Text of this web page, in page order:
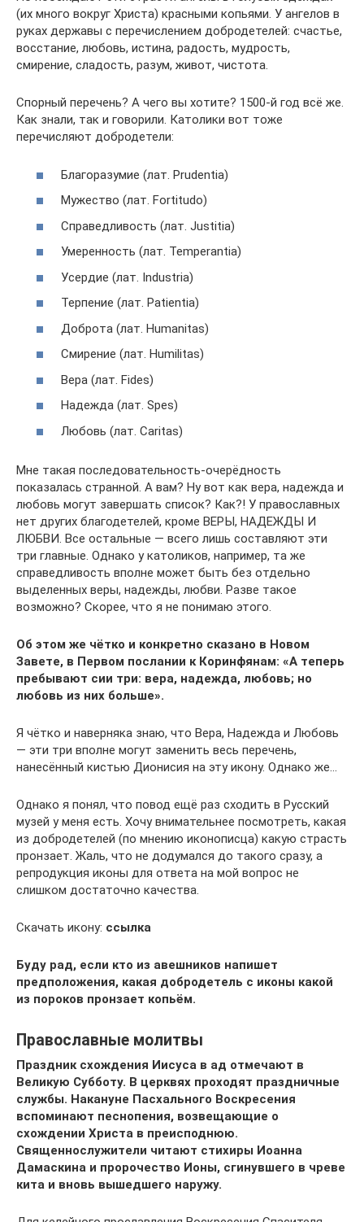
(их много вокруг Христа) красными копьями. У ангелов в
руках державы с перечислением добродетелей: счастье,
восстание, любовь, истина, радость, мудрость,
смирение, сладость, разум, живот, чистота.
Спорный перечень? А чего вы хотите? 1500-й год всё же.
Как знали, так и говорили. Католики вот тоже
перечисляют добродетели:
Благоразумие (лат. Prudentia)
Мужество (лат. Fortitudo)
Справедливость (лат. Justitia)
Умеренность (лат. Temperantia)
Усердие (лат. Industria)
Терпение (лат. Patientia)
Доброта (лат. Humanitas)
Смирение (лат. Humilitas)
Вера (лат. Fides)
Надежда (лат. Spes)
Любовь (лат. Caritas)
Мне такая последовательность-очерёдность
показалась странной. А вам? Ну вот как вера, надежда и
любовь могут завершать список? Как?! У православных
нет других благодетелей, кроме ВЕРЫ, НАДЕЖДЫ И
ЛЮБВИ. Все остальные — всего лишь составляют эти
три главные. Однако у католиков, например, та же
справедливость вполне может быть без отдельно
выделенных веры, надежды, любви. Разве такое
возможно? Скорее, что я не понимаю этого.
Об этом же чётко и конкретно сказано в Новом
Завете, в Первом послании к Коринфянам: «А теперь
пребывают сии три: вера, надежда, любовь; но
любовь из них больше».
Я чётко и наверняка знаю, что Вера, Надежда и Любовь
— эти три вполне могут заменить весь перечень,
нанесённый кистью Дионисия на эту икону. Однако же…
Однако я понял, что повод ещё раз сходить в Русский
музей у меня есть. Хочу внимательнее посмотреть, какая
из добродетелей (по мнению иконописца) какую страсть
пронзает. Жаль, что не додумался до такого сразу, а
репродукция иконы для ответа на мой вопрос не
слишком достаточно качества.
Скачать икону: ссылка
Буду рад, если кто из авешников напишет
предположения, какая добродетель с иконы какой
из пороков пронзает копьём.
Православные молитвы
Праздник схождения Иисуса в ад отмечают в
Великую Субботу. В церквях проходят праздничные
службы. Накануне Пасхального Воскресения
вспоминают песнопения, возвещающие о
схождении Христа в преисподнюю.
Священнослужители читают стихиры Иоанна
Дамаскина и пророчество Ионы, сгинувшего в чреве
кита и вновь вышедшего наружу.